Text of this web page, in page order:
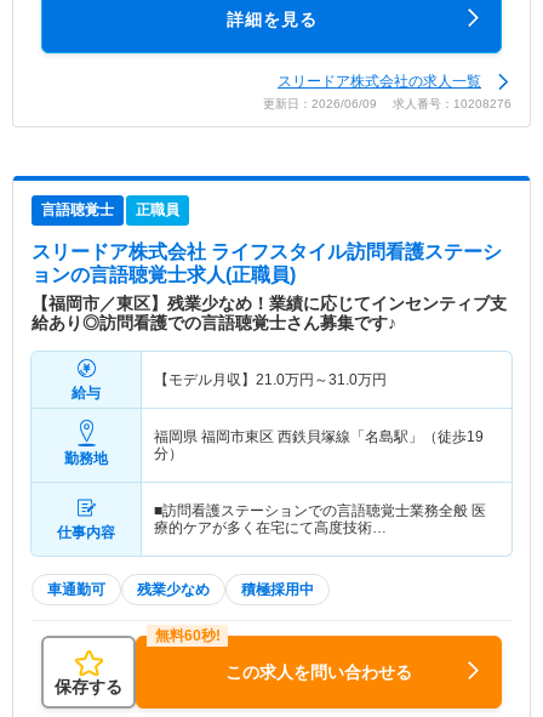
詳細を見る
スリードア株式会社の求人一覧
更新日：2026/06/09 求人番号：10208276
言語聴覚士 正職員
スリードア株式会社 ライフスタイル訪問看護ステーシ
ョンの言語聴覚士求人(正職員)
【福岡市／東区】残業少なめ！業績に応じてインセンティブ支
給あり◎訪問看護での言語聴覚士さん募集です♪
給与
【モデル月収】 21.0万円～31.0万円
勤務地
福岡県 福岡市東区 西鉄貝塚線「名島駅」（徒歩19
分）
仕事内容
■訪問看護ステーションでの言語聴覚士業務全般 医
療的ケアが多く在宅にて高度技術…
車通勤可 残業少なめ 積極採用中
保存する
この求人を問い合わせる